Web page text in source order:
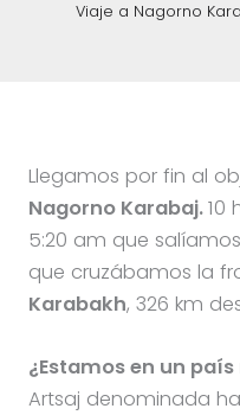
Viaje a Nagorno
Llegamos por fin al
Nagorno Karabaj.10
5:20 am que
que cruzábamos la
Karabakh, 326 km
¿Estamos en un
Artsaj denominada